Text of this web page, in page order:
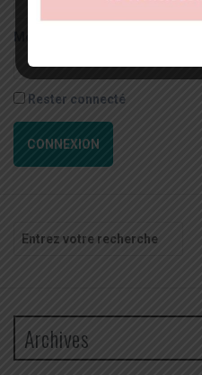
Mot de passe:
Rester connecté
CONNEXION
pour
Archives